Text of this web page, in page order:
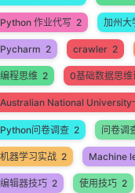
Python 作业代写 2 加州大
Pycharm 2 crawler 2
编程思维 2 0基础数据思维
Australian National University
Python问卷调查 2 问卷调
机器学习实战 2 Machine
编辑器技巧 2 使用技巧 2